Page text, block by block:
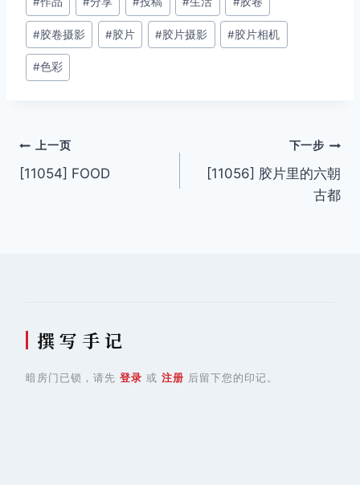
章
标
签：
#胶卷摄影 #胶片 #胶片摄影 #胶片相机
#色彩
文
章
上一页
[11054] FOOD
下一步
[11056] 胶片里的六朝
古都
撰 写 手 记
暗房门已锁，请先 登录 或 注册 后留下您的印记。